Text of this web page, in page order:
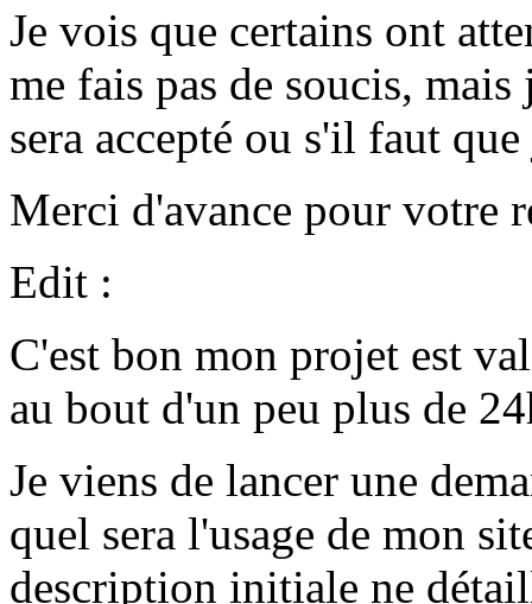
Je vois que certains ont
me fais pas de soucis,
sera accepté ou s'il faut
Merci d'avance pour votre
Edit :
C'est bon mon projet est
au bout d'un peu plus de
Je viens de lancer une
quel sera l'usage de mon
description initiale ne